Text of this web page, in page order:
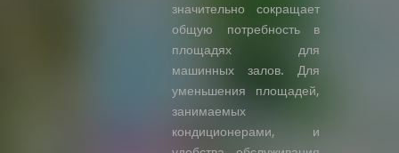
значительно сокращает
общую потребность в
площадях для
машинных залов. Для
уменьшения площадей,
занимаемых
кондиционерами, и